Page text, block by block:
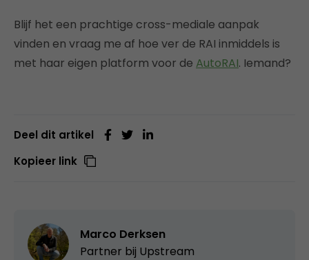
Blijf het een prachtige cross-mediale aanpak
vinden en vraag me af hoe ver de RAI inmiddels is
met haar eigen platform voor de AutoRAI. Iemand?
Deel dit artikel
Kopieer link
Marco Derksen
Partner bij Upstream